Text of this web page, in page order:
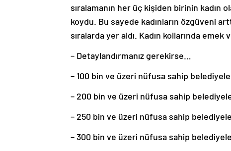
sıralamanın her üç kişiden birinin kadın
koydu. Bu sayede kadınların özgüveni
sıralarda yer aldı. Kadın kollarında
– Detaylandırmanız gerekirse…
– 100 bin ve üzeri nüfusa sahip
– 200 bin ve üzeri nüfusa sahip
– 250 bin ve üzeri nüfusa sahip
– 300 bin ve üzeri nüfusa sahip